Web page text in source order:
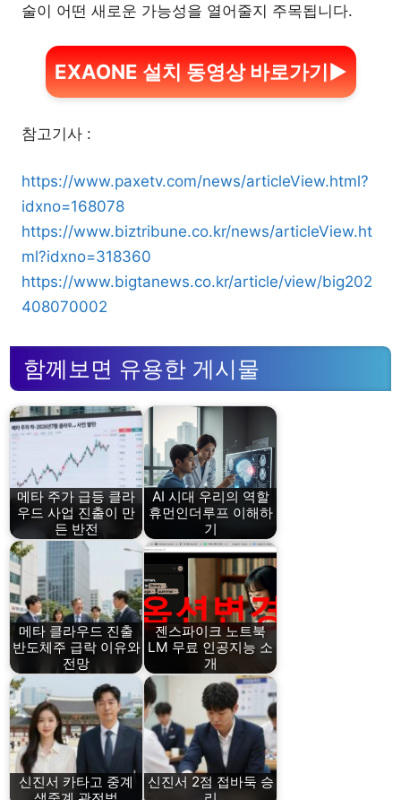
술이 어떤 새로운 가능성을 열어줄지 주목됩니다.
EXAONE 설치 동영상 바로가기▶
참고기사 :
https://www.paxetv.com/news/articleView.html?
idxno=168078
https://www.biztribune.co.kr/news/articleView.ht
ml?idxno=318360
https://www.bigtanews.co.kr/article/view/big202
408070002
함께보면 유용한 게시물
메타 주가 급등 클라
우드 사업 진출이 만
든 반전
AI 시대 우리의 역할
휴먼인더루프 이해하
기
메타 클라우드 진출
반도체주 급락 이유와
전망
젠스파이크 노트북
LM 무료 인공지능 소
개
신진서 카타고 중계
신진서 2점 접바둑 승